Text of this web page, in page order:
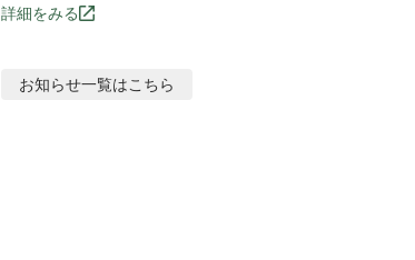
詳細をみる
お知らせ一覧はこちら